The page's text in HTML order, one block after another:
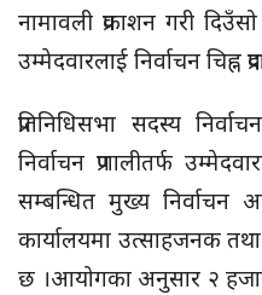
नामावली प्रकाशन गरी
उम्मेदवारलाई निर्वाचन चिह्न
प्रतिनिधिसभा सदस्य
निर्वाचन प्रणालीतर्फ
सम्बन्धित मुख्य निर्वाचन
कार्यालयमा उत्साहजनक
छ ।आयोगका अनुसार २